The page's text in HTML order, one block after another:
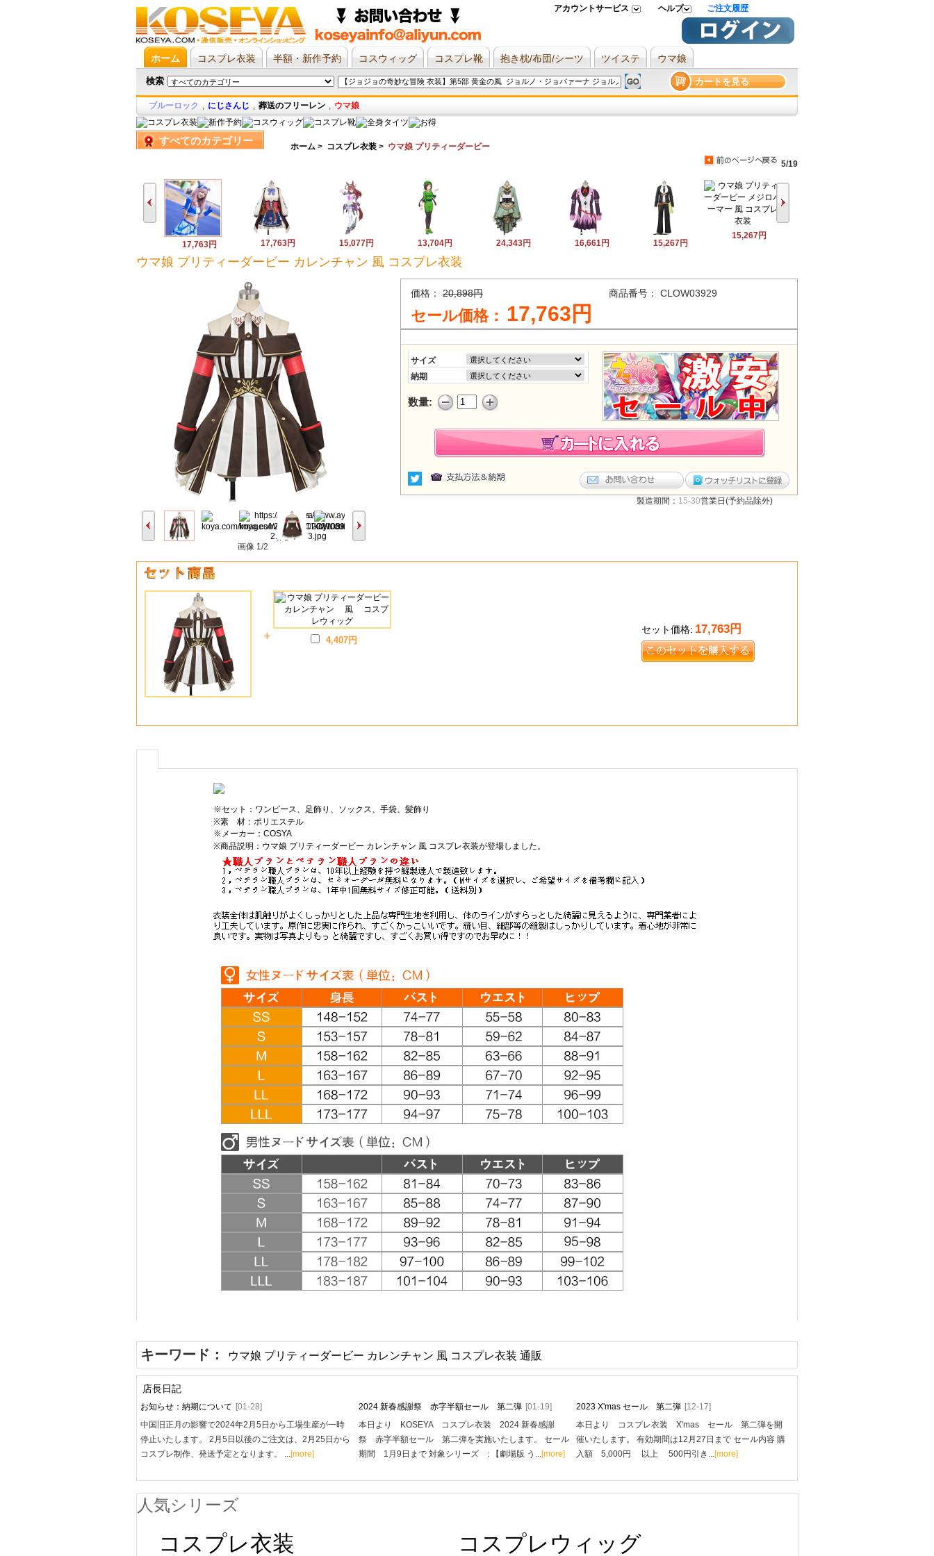
アカウントサービス ヘルプ ご注文履歴
ホーム コスプレ衣装 半額・新作予約 コスウィッグ コスプレ靴 抱き枕/布団/シーツ ツイステ ウマ娘
検索 カートを見る
ブルーロック , にじさんじ , 葬送のフリーレン , ウマ娘
すべてのカテゴリー ホーム > コスプレ衣装 > ウマ娘 プリティーダービー
5/19
17,763円 17,763円 15,077円 13,704円 24,343円 16,661円 15,267円
15,267円
ウマ娘 プリティーダービー カレンチャン 風 コスプレ衣装
画像 1/2
価格： 20,898円 商品番号： CLOW03929
セール価格： 17,763円
サイズ
納期
数量:
製造期間： 15-30営業日(予約品除外)
+ 4,407円
セット価格: 17,763円
※セット：ワンピース、足飾り、ソックス、手袋、髪飾り
※素 材：ポリエステル
※メーカー：COSYA
※商品説明：ウマ娘 プリティーダービー カレンチャン 風 コスプレ衣装が登場しました。
キーワード： ウマ娘 プリティーダービー カレンチャン 風 コスプレ衣装 通販
店長日記
お知らせ：納期について [01-28]
中国旧正月の影響で2024年2月5日から工場生産が一時
停止いたします。 2月5日以後のご注文は、2月25日から
コスプレ制作、発送予定となります。 ...[more]
2024 新春感謝祭 赤字半額セール 第二弾 [01-19]
本日より KOSEYA コスプレ衣装 2024 新春感謝
祭 赤字半額セール 第二弾を実施いたします。 セール
期間 1月9日まで 対象シリーズ : 【劇場版 う...[more]
2023 X'mas セール 第二弾 [12-17]
本日より コスプレ衣装 X'mas セール 第二弾を開
催いたします。 有効期間は12月27日まで セール内容 購
入額 5,000円 以上 500円引き...[more]
人気シリーズ
コスプレ衣装
コスプレウィッグ